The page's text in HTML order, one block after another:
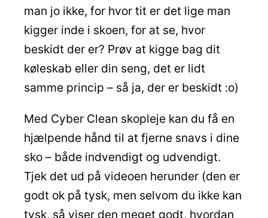
man jo ikke, for hvor tit er det lige man
kigger inde i skoen, for at se, hvor
beskidt der er? Prøv at kigge bag dit
køleskab eller din seng, det er lidt
samme princip – så ja, der er beskidt :o)
Med Cyber Clean skopleje kan du få en
hjælpende hånd til at fjerne snavs i dine
sko – både indvendigt og udvendigt.
Tjek det ud på videoen herunder (den er
godt ok på tysk, men selvom du ikke kan
tysk, så viser den meget godt, hvordan